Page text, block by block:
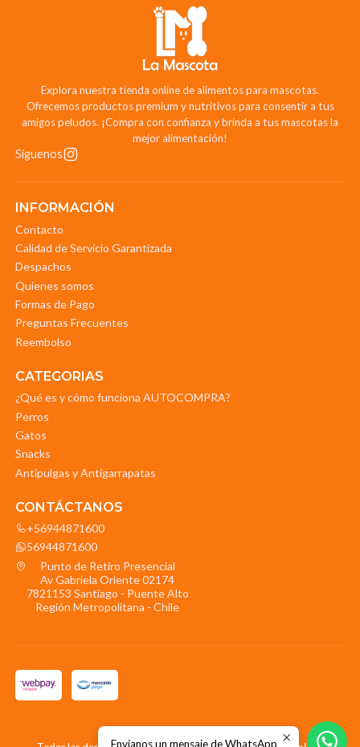
Explora nuestra tienda online de alimentos para mascotas.
Ofrecemos productos premium y nutritivos para consentir a tus
amigos peludos. ¡Compra con confianza y brinda a tus mascotas la
mejor alimentación!
Síguenos
INFORMACIÓN
Contacto
Calidad de Servicio Garantizada
Despachos
Quienes somos
Formas de Pago
Preguntas Frecuentes
Reembolso
CATEGORIAS
¿Qué es y cómo funciona AUTOCOMPRA?
Perros
Gatos
Snacks
Antipulgas y Antigarrapatas
CONTÁCTANOS
+56944871600
56944871600
Punto de Retiro Presencial
Av Gabriela Oriente 02174
7821153 Santiago - Puente Alto
Región Metropolitana - Chile
Envíanos un mensaje de WhatsApp